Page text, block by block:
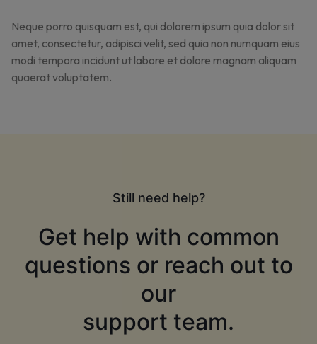
Neque porro quisquam est, qui dolorem ipsum quia dolor sit
amet, consectetur, adipisci velit, sed quia non numquam eius
modi tempora incidunt ut labore et dolore magnam aliquam
quaerat voluptatem.
Still need help?
Get help with common
questions or reach out to
our
support team.